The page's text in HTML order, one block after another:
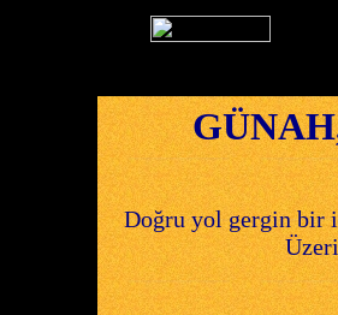
Doğru yol gergin bir